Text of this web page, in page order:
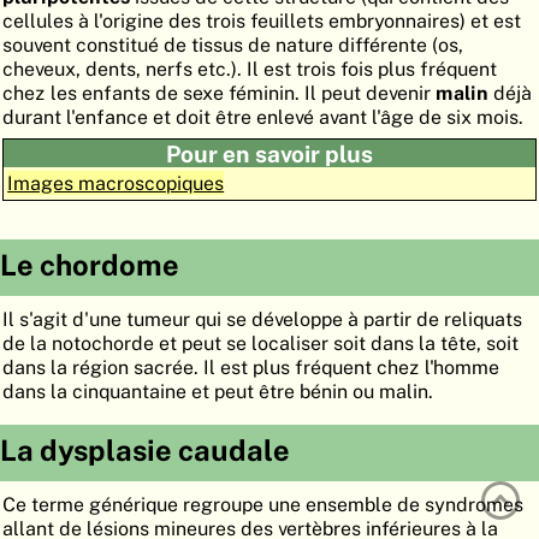
ATLASEMBRYOLOGY
RECHERCHER
AIDE
DE
cellules à l'origine des trois feuillets embryonnaires) et est
souvent constitué de tissus de nature différente (os,
cheveux, dents, nerfs etc.). Il est trois fois plus fréquent
chez les enfants de sexe féminin. Il peut devenir malin déjà
durant l'enfance et doit être enlevé avant l'âge de six mois.
Pour en savoir plus
Images macroscopiques
Le chordome
Il s'agit d'une tumeur qui se développe à partir de reliquats
de la notochorde et peut se localiser soit dans la tête, soit
dans la région sacrée. Il est plus fréquent chez l'homme
dans la cinquantaine et peut être bénin ou malin.
La dysplasie caudale
Ce terme générique regroupe une ensemble de syndromes
allant de lésions mineures des vertèbres inférieures à la